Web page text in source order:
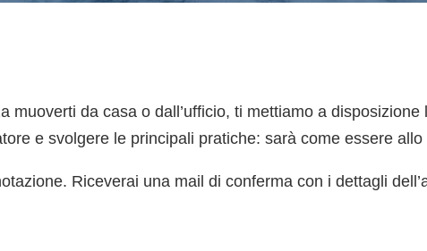
muoverti da casa o dall’ufficio, ti mettiamo a
e svolgere le principali pratiche: sarà come essere
Riceverai una mail di conferma con i dettagli